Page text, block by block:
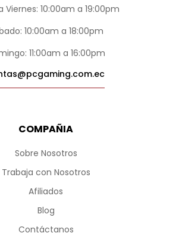
COMPAÑIA
Sobre Nosotros
Trabaja con Nosotros
Afiliados
Blog
Contáctanos
Viernes: 10:00am a 19:00pm
10:00am a 18:00pm
11:00am a 16:00pm